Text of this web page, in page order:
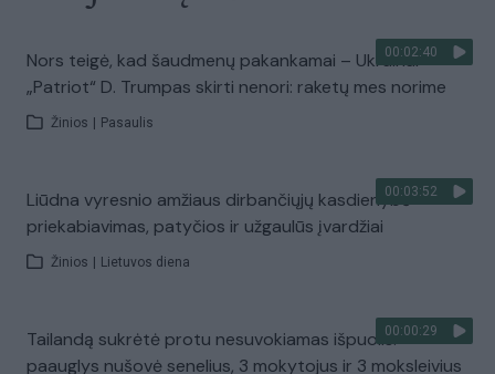
00:02:40
Nors teigė, kad šaudmenų pakankamai – Ukrainai
„Patriot“ D. Trumpas skirti nenori: raketų mes norime
Žinios Pasaulis
00:03:52
Liūdna vyresnio amžiaus dirbančiųjų kasdienybė –
priekabiavimas, patyčios ir užgaulūs įvardžiai
Žinios Lietuvos diena
00:00:29
Tailandą sukrėtė protu nesuvokiamas išpuolis:
paauglys nušovė senelius, 3 mokytojus ir 3 moksleivius